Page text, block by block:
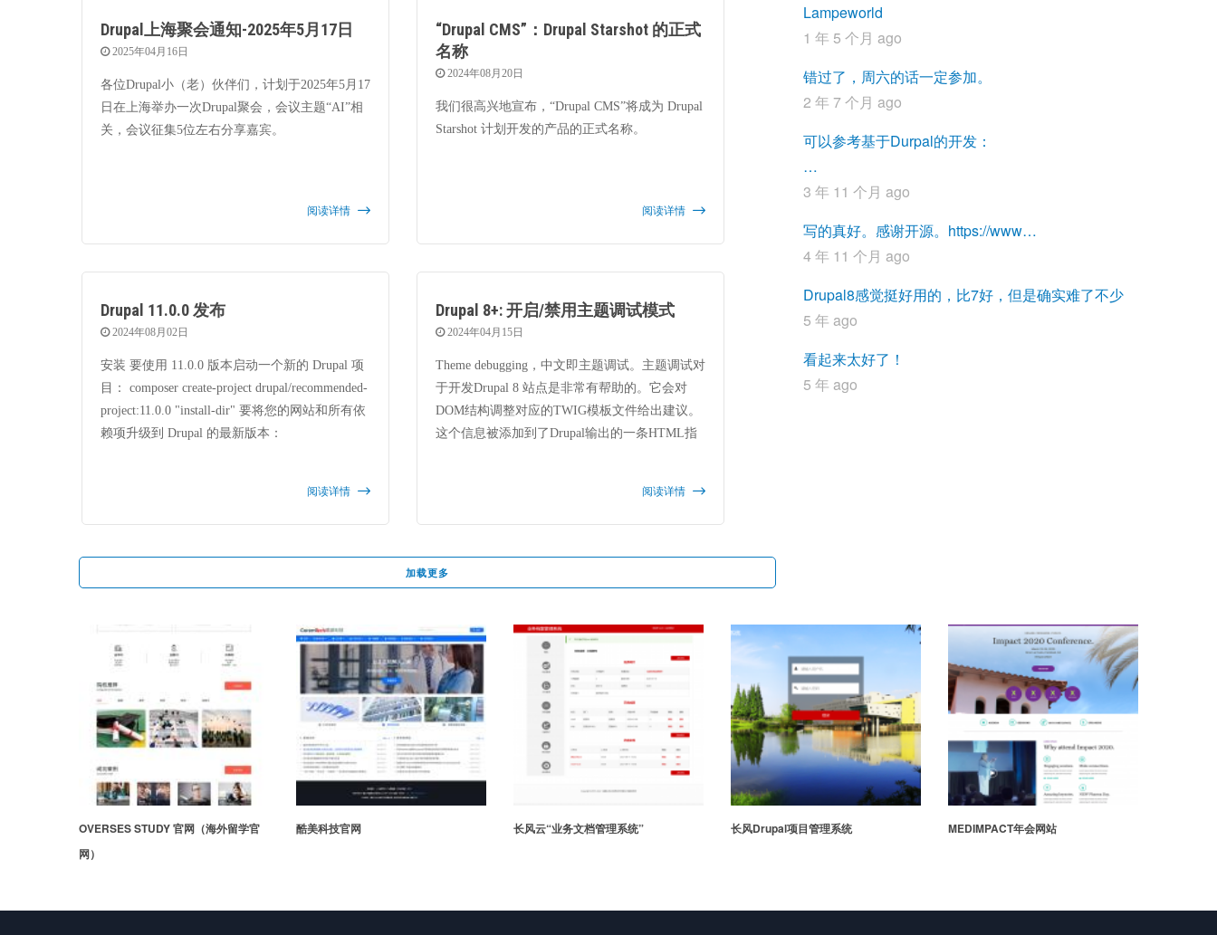
Drupal上海聚会通知-2025年5月17日
2025年04月16日
各位Drupal小（老）伙伴们，计划于2025年5月17
日在上海举办一次Drupal聚会，会议主题“AI”相
关，会议征集5位左右分享嘉宾。
阅读详情
“Drupal CMS”：Drupal Starshot 的正式
名称
2024年08月20日
我们很高兴地宣布，“Drupal CMS”将成为 Drupal
Starshot 计划开发的产品的正式名称。
阅读详情
Drupal 11.0.0 发布
2024年08月02日
安装 要使用 11.0.0 版本启动一个新的 Drupal 项
目： composer create-project drupal/recommended-
project:11.0.0 "install-dir" 要将您的网站和所有依
赖项升级到 Drupal 的最新版本：
阅读详情
Drupal 8+: 开启/禁用主题调试模式
2024年04月15日
Theme debugging，中文即主题调试。主题调试对
于开发Drupal 8 站点是非常有帮助的。它会对
DOM结构调整对应的TWIG模板文件给出建议。
这个信息被添加到了Drupal输出的一条HTML指
标记由HTML注释包围，其中包含主题信息，如
模板文件名称建议。
阅读详情
加载更多
Lampeworld
1 年 5 个月 ago
错过了，周六的话一定参加。
2 年 7 个月 ago
可以参考基于Durpal的开发：
…
3 年 11 个月 ago
写的真好。感谢开源。https://www…
4 年 11 个月 ago
Drupal8感觉挺好用的，比7好，但是确实难了不少
5 年 ago
看起来太好了！
5 年 ago
官网（海外留学官 酷美科技官网 长风Drupal项目管理系统 MEDIMPACT年会网站
玛塔创想儿童编程 matatalab多语言/社